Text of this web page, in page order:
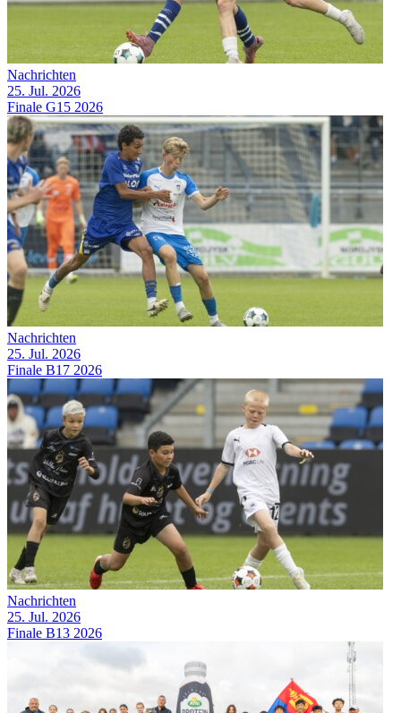
Nachrichten
25. Jul. 2026
Finale G15 2026
Nachrichten
25. Jul. 2026
Finale B17 2026
Nachrichten
25. Jul. 2026
Finale B13 2026